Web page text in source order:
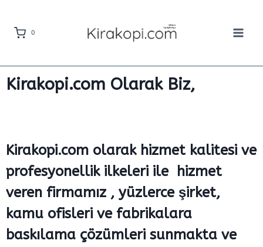
0
Kirakopi.com Olarak Biz,
Kirakopi.com olarak hizmet kalitesi ve
profesyonellik ilkeleri ile hizmet
veren firmamız , yüzlerce şirket,
kamu ofisleri ve fabrikalara
baskılama çözümleri sunmakta ve